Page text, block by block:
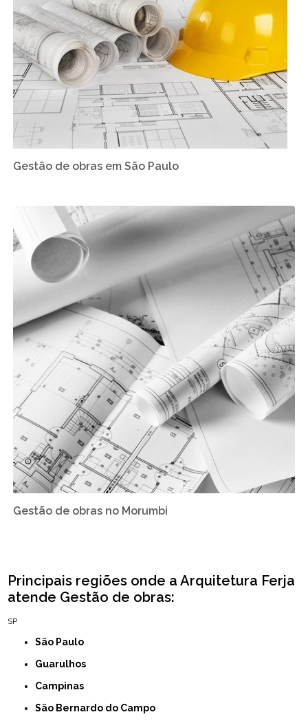
Gestão de obras em São Paulo
Gestão de obras no Morumbi
Principais regiões onde a Arquitetura Ferja
atende Gestão de obras:
SP
São Paulo
Guarulhos
Campinas
São Bernardo do Campo